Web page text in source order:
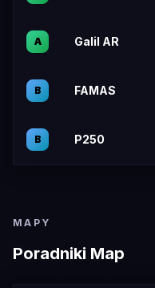
A Galil AR
B FAMAS
B P250
MAPY
Poradniki Map